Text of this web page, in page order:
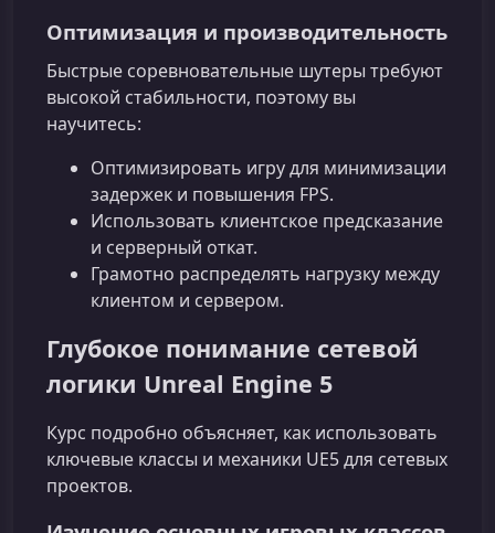
Оптимизация и производительность
Быстрые соревновательные шутеры требуют
высокой стабильности, поэтому вы
научитесь:
Оптимизировать игру для минимизации
задержек и повышения FPS.
Использовать клиентское предсказание
и серверный откат.
Грамотно распределять нагрузку между
клиентом и сервером.
Глубокое понимание сетевой
логики Unreal Engine 5
Курс подробно объясняет, как использовать
ключевые классы и механики UE5 для сетевых
проектов.